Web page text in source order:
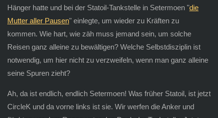
Hänger hatte und bei der Statoil-Tankstelle in Setermoen "die
Mutter aller Pausen" einlegte, um wieder zu Kräften zu
kommen. Wie hart, wie zäh muss jemand sein, um solche
Reisen ganz alleine zu bewältigen? Welche Selbstdisziplin ist
notwendig, um hier nicht zu verzweifeln, wenn man ganz alleine
seine Spuren zieht?
Ah, da ist endlich, endlich Setermoen! Was früher Statoil, ist jetzt
CircleK und da vorne links ist sie. Wir werfen die Anker und